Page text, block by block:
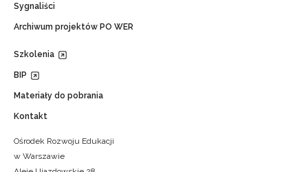
Sygnaliści
Archiwum projektów PO WER
Szkolenia
BIP
Materiały do pobrania
Kontakt
Ośrodek Rozwoju Edukacji
w Warszawie